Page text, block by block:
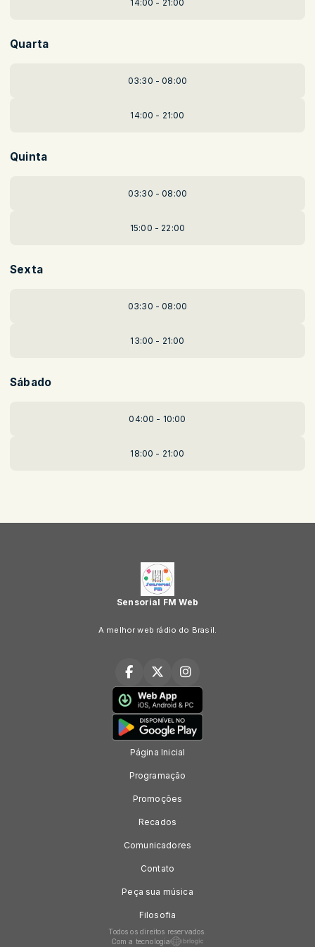
14:00 - 21:00
Quarta
03:30 - 08:00
14:00 - 21:00
Quinta
03:30 - 08:00
15:00 - 22:00
Sexta
03:30 - 08:00
13:00 - 21:00
Sábado
04:00 - 10:00
18:00 - 21:00
Sensorial FM Web
A melhor web rádio do Brasil.
Página Inicial
Programação
Promoções
Recados
Comunicadores
Contato
Peça sua música
Filosofia
Todos os direitos reservados.
Com a tecnologia